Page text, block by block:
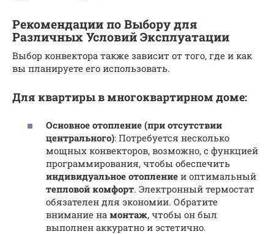
Рекомендации по Выбору для
Различных Условий Эксплуатации
Выбор конвектора также зависит от того, где и как
вы планируете его использовать.
Для квартиры в многоквартирном доме:
Основное отопление (при отсутствии
центрального): Потребуется несколько
мощных конвекторов, возможно, с функцией
программирования, чтобы обеспечить
индивидуальное отопление и оптимальный
тепловой комфорт. Электронный термостат
обязателен для экономии. Обратите
внимание на монтаж, чтобы он был
выполнен аккуратно и эстетично.